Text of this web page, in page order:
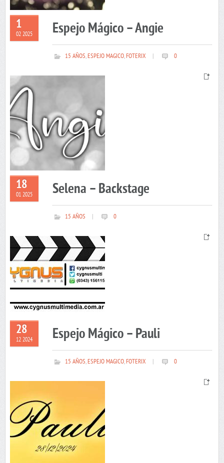
1
02 2025 Espejo Mágico – Angie
15 AÑOS,ESPEJO MAGICO,FOTERIX 0
18
01 2025 Selena – Backstage
15 AÑOS 0
28
12 2024 Espejo Mágico – Pauli
15 AÑOS,ESPEJO MAGICO,FOTERIX 0